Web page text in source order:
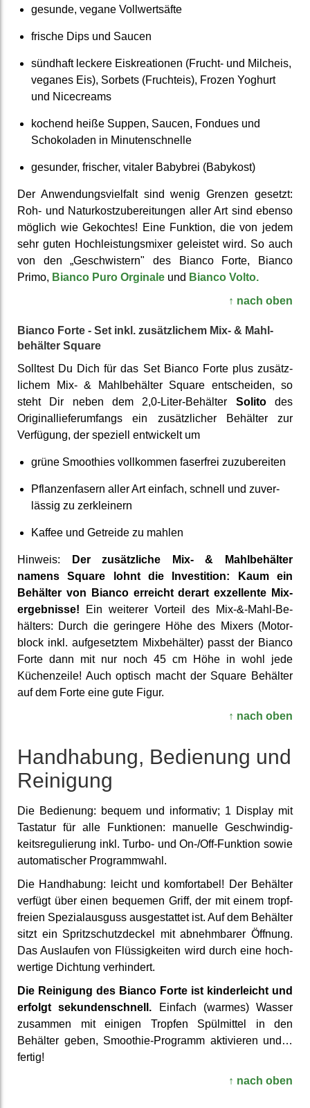
gesunde, vegane Voll­wert­säfte
frische Dips und Saucen
sündhaft leckere Eis­kreationen (Frucht- und Milcheis,
veganes Eis), Sorbets (Fruchteis), Frozen Yoghurt
und Nicecreams
kochend heiße Suppen, Saucen, Fondues und
Schoko­laden in Minuten­schnelle
gesunder, frischer, vitaler Babybrei (Babykost)
Der Anwendungs­viel­falt sind wenig Grenzen gesetzt:
Roh- und Natur­kost­zuberei­tungen aller Art sind ebenso
möglich wie Gekochtes! Eine Funktion, die von jedem
sehr guten Hoch­leistungs­mixer geleistet wird. So auch
von den „G­eschwistern" des Bianco Forte, Bianco
Primo, Bianco Puro Orginale und Bianco Volto.
↑ nach oben
Bianco Forte - Set inkl. zusätz­lichem Mix- & Mahl­
behälter Square
Solltest Du Dich für das Set Bianco Forte plus zusätz­
lichem Mix- & Mahl­behälter Square ent­scheiden, so
steht Dir neben dem 2,0-Liter-Behälter Solitodes
Original­liefer­umfangs ein zusätz­licher Behälter zur
Verfügung, der speziell entwickelt um
grüne Smoothies voll­kommen faser­frei zu­zuberei­ten
Pflanzen­fasern aller Art einfach, schnell und zuver­
lässig zu zer­kleinern
Kaffee und Getreide zu mahlen
Hinweis:
Der zusätz­liche Mix- & Mahl­behälter
namens Square lohnt die Investi­tion: Kaum ein
Behälter von Bianco erreicht derart ex­zellente Mix­
ergebnisse! Ein weiterer Vorteil des Mix-&-Mahl-Be­
hälters: Durch die geringere Höhe des Mixers (Motor­
block inkl. auf­gesetz­tem Mix­behälter) passt der Bianco
Forte dann mit nur noch 45 cm Höhe in wohl jede
Küchen­zeile! Auch optisch macht der Square Behälter
auf dem Forte eine gute Figur.
↑ nach oben
Hand­habung, Bedienung und
Reinigung
Die Bedienung: bequem und informativ; 1 Display mit
Tastatur für alle Funk­tionen: manuelle Ge­schwindig­
keits­regulierung inkl. Turbo- und On-/Off-Funktion sowie
auto­matischer Programm­wahl.
Die Hand­habung: leicht und komfor­tabel! Der Behälter
verfügt über einen bequemen Griff, der mit einem tropf­
freien Spezial­ausguss aus­gestattet ist. Auf dem Behälter
sitzt ein Spritz­schutz­deckel mit ab­nehm­barer Öffnung.
Das Auslaufen von Flüssig­keiten wird durch eine hoch­
wertige Dichtung ver­hindert.
Die Reinigung des Bianco Forte ist kinder­leicht und
erfolgt sekunden­schnell. Einfach (warmes) Wasser
zusammen mit einigen Tropfen Spül­mittel in den
Behälter geben, Smoothie-Programm akti­vieren und…
fertig!
↑ nach oben